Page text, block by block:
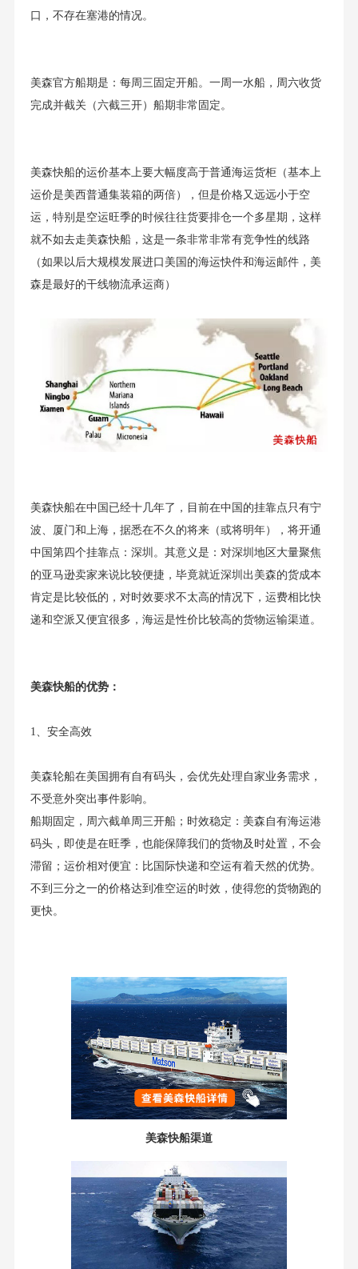
口，不存在塞港的情况。
美森官方船期是：每周三固定开船。一周一水船，周六收货
完成并截关（六截三开）船期非常固定。
美森快船的运价基本上要大幅度高于普通海运货柜（基本上
运价是美西普通集装箱的两倍），但是价格又远远小于空
运，特别是空运旺季的时候往往货要排仓一个多星期，这样
就不如去走美森快船，这是一条非常非常有竞争性的线路
（如果以后大规模发展进口美国的海运快件和海运邮件，美
森是最好的干线物流承运商）
美森快船在中国已经十几年了，目前在中国的挂靠点只有宁
波、厦门和上海，据悉在不久的将来（或将明年），将开通
中国第四个挂靠点：深圳。其意义是：对深圳地区大量聚焦
的亚马逊卖家来说比较便捷，毕竟就近深圳出美森的货成本
肯定是比较低的，对时效要求不太高的情况下，运费相比快
递和空派又便宜很多，海运是性价比较高的货物运输渠道。
美森快船的优势：
1、安全高效
美森轮船在美国拥有自有码头，会优先处理自家业务需求，
不受意外突出事件影响。
船期固定，周六截单周三开船；时效稳定：美森自有海运港
码头，即使是在旺季，也能保障我们的货物及时处置，不会
滞留；运价相对便宜：比国际快递和空运有着天然的优势。
不到三分之一的价格达到准空运的时效，使得您的货物跑的
更快。
美森快船渠道